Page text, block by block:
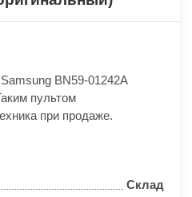
BN59-01242A
пультом
при продаже.
Склад